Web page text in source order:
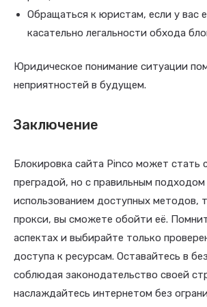
Обращаться к юристам, если у вас
касательно легальности обхода
Юридическое понимание ситуации
неприятностей в будущем.
Заключение
Блокировка сайта Pinco может стать
преградой, но с правильным подходом
использованием доступных методов,
прокси, вы сможете обойти её.
аспектах и выбирайте только
доступа к ресурсам. Оставайтесь в
соблюдая законодательство своей
наслаждайтесь интернетом без